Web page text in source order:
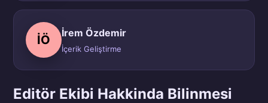
İÖ
İrem Özdemir
İçerik Geliştirme
Editör Ekibi Hakkinda Bilinmesi